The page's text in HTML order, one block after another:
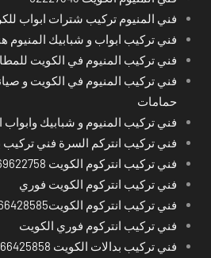
فني المنيوم تركيب شترات ابواب
فني تركيب ابواب و شبابيك المنيوم
فني تركيب المنيوم في الكويت
فني تركيب المنيوم في الكويت و
حمامات
فني تركيب المنيوم و شبابيك وابواب
فني تركيب انتركم السرة فني تركيب
فني تركيب انتركوم الكويت 69622758 فوري
فني تركيب انتركوم الكويت فوري
فني تركيب انتركوم الكويت66428585
فني تركيب انتركوم فوري الكويت
فني تركيب بدالات الكويت 66425858